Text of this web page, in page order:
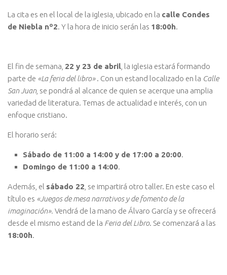
La cita es en el local de la iglesia, ubicado en la calle Condes
de Niebla nº2. Y la hora de inicio serán las 18:00h.
El fin de semana, 22 y 23 de abril , la iglesia estará formando
parte de «La feria del libro». Con un estand localizado en la Calle
San Juan, se pondrá al alcance de quien se acerque una amplia
variedad de literatura. Temas de actualidad e interés, con un
enfoque cristiano.
El horario será:
Sábado de 11:00 a 14:00 y de 17:00 a 20:00.
Domingo de 11:00 a 14:00.
Además, el sábado 22 , se impartirá otro taller. En este caso el
título es «Juegos de mesa narrativos y de fomento de la
imaginación». Vendrá de la mano de Álvaro García y se ofrecerá
desde el mismo estand de la Feria del Libro. Se comenzará a las
18:00h.